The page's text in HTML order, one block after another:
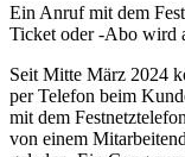
Ein Anruf mit dem
Ticket oder -Abo wird
Seit Mitte März 2024
per Telefon beim
mit dem
von einem